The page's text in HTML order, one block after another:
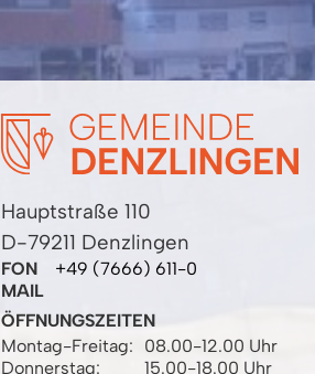
Hauptstraße 110
D-79211 Denzlingen
FON
+49 (7666) 611-0
MAIL
ÖFFNUNGSZEITEN
Montag-Freitag:
08.00-12.00 Uhr
Donnerstag:
15.00-18.00 Uhr